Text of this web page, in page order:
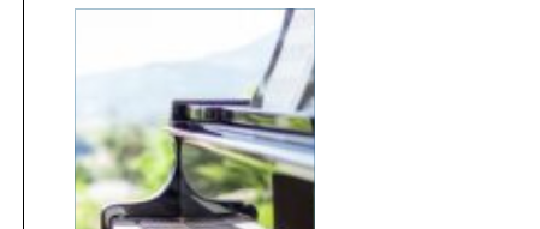
en trygg och ansvarsfull
jakt, den öppnar också
upp dörren till en ny v&...